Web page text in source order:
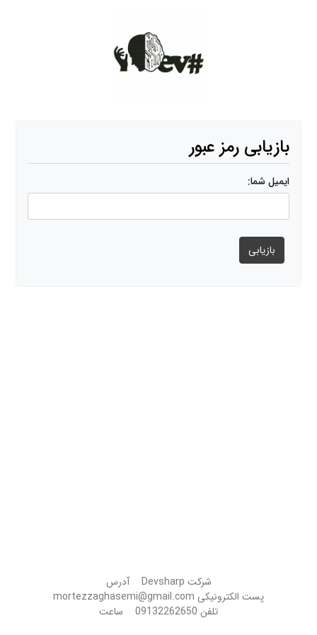
بازیابی رمز عبور
ایمیل شما:
شرکت Devsharp
آدرس
پست الکترونیکی mortezzaghasemi@gmail.com
تلفن 09132262650 ساعت